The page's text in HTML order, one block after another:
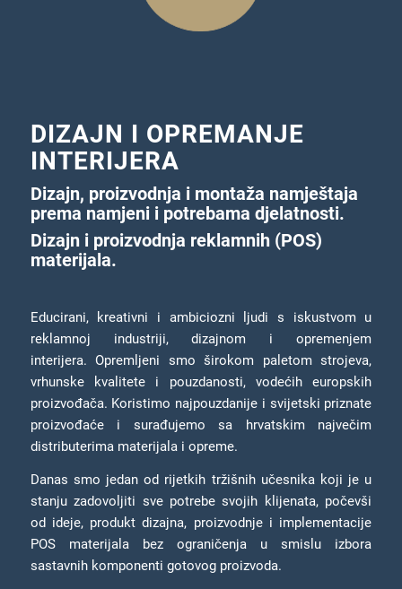
DIZAJN I OPREMANJE
INTERIJERA
Dizajn, proizvodnja i montaža namještaja
prema namjeni i potrebama djelatnosti.
Dizajn i proizvodnja reklamnih (POS)
materijala.
Educirani, kreativni i ambiciozni ljudi s iskustvom u
reklamnoj industriji, dizajnom i opremenjem
interijera. Opremljeni smo širokom paletom strojeva,
vrhunske kvalitete i pouzdanosti, vodećih europskih
proizvođača. Koristimo najpouzdanije i svijetski priznate
proizvođaće i surađujemo sa hrvatskim največim
distributerima materijala i opreme.
Danas smo jedan od rijetkih tržišnih učesnika koji je u
stanju zadovoljiti sve potrebe svojih klijenata, počevši
od ideje, produkt dizajna, proizvodnje i implementacije
POS materijala bez ograničenja u smislu izbora
sastavnih komponenti gotovog proizvoda.